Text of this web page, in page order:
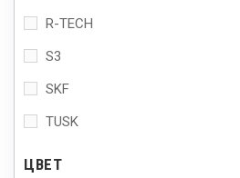
R-TECH
S3
SKF
TUSK
ЦВЕТ